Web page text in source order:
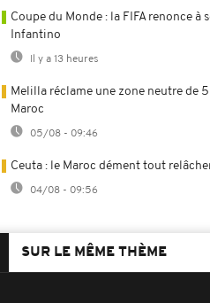
Coupe du Monde : la FIFA renonce
Infantino
Il y a 13 heures
Melilla réclame une zone neutre de
Maroc
05/08 - 09:46
Ceuta : le Maroc dément tout
04/08 - 09:56
SUR LE MÊME THÈME